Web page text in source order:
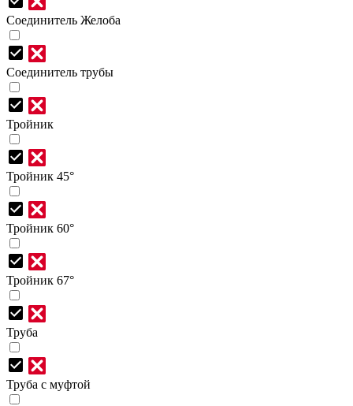
Соединитель Желоба
Соединитель трубы
Тройник
Тройник 45°
Тройник 60°
Тройник 67°
Труба
Труба с муфтой